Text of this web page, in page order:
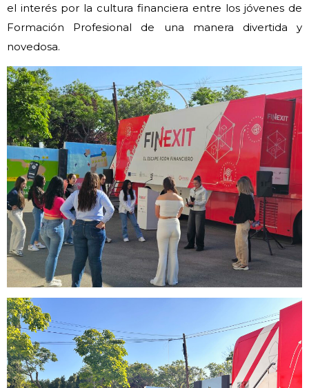
el interés por la cultura financiera entre los jóvenes de
Formación Profesional de una manera divertida y
novedosa.